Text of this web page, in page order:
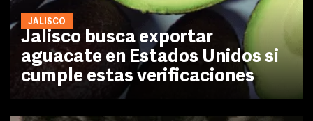
JALISCO
Jalisco busca exportar
aguacate en Estados Unidos si
cumple estas verificaciones